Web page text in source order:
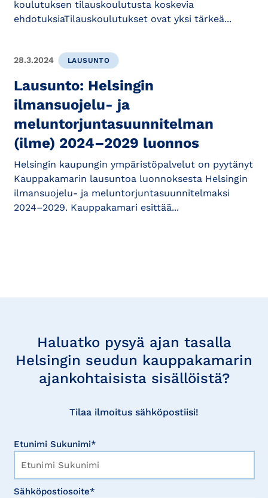
koulutuksen tilauskoulutusta koskevia
ehdotuksiaTilauskoulutukset ovat yksi tärkeä...
28.3.2024 LAUSUNTO
Lausunto: Helsingin
ilmansuojelu- ja
meluntorjuntasuunnitelman
(ilme) 2024–2029 luonnos
Helsingin kaupungin ympäristöpalvelut on pyytänyt
Kauppakamarin lausuntoa luonnoksesta Helsingin
ilmansuojelu- ja meluntorjuntasuunnitelmaksi
2024–2029. Kauppakamari esittää...
Haluatko pysyä ajan tasalla
Helsingin seudun kauppakamarin
ajankohtaisista sisällöistä?
Tilaa ilmoitus sähköpostiisi!
Etunimi Sukunimi*
Sähköpostiosoite*